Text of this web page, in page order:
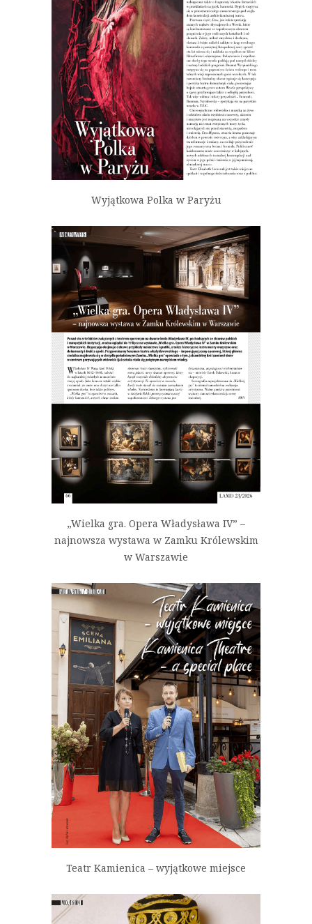
Wyjątkowa Polka w Paryżu
„Wielka gra. Opera Władysława IV” –
najnowsza wystawa w Zamku Królewskim
w Warszawie
Teatr Kamienica – wyjątkowe miejsce